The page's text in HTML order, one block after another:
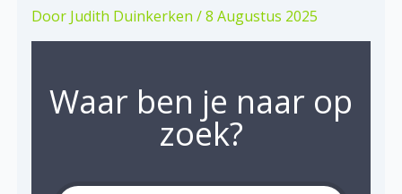
Door Judith Duinkerken /8 Augustus 2025
Waar ben je naar op
zoek?